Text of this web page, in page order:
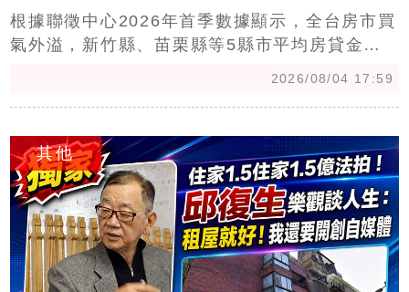
根據聯徵中心2026年首季數據顯示，全台房市買
氣外溢，新竹縣、苗栗縣等5縣市平均房貸金額
積電設廠等產業紅利，非六都地區磁吸大量青壯
族群置產。儘管信用管制影響投資買盤，但在青
安3.0政策支撐下，千萬以內的親民總價仍吸引首
購族進場。目前非六都房市以自住基本盤為主，
購屋主力多為30至40歲族群，且偏好購買3年內
新屋，苗栗與嘉義等地因房價相對合理，成為年
輕家庭卡位的熱門區域，市場價量表現維持穩定
2026/08/04 17:59
其他